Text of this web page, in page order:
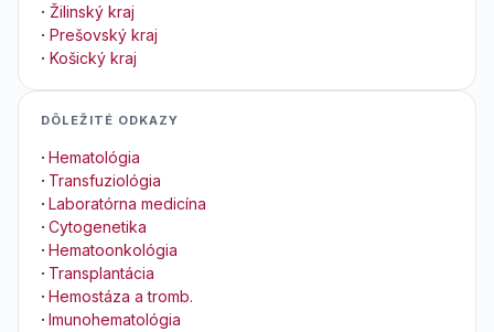
· Žilinský kraj
· Prešovský kraj
· Košický kraj
DÔLEŽITÉ ODKAZY
· Hematológia
· Transfuziológia
· Laboratórna medicína
· Cytogenetika
· Hematoonkológia
· Transplantácia
· Hemostáza a tromb.
· Imunohematológia